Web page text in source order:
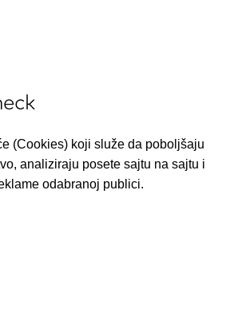
(Cookies) koji služe da poboljšaju
analiziraju posete sajtu na sajtu i
odabranoj publici.